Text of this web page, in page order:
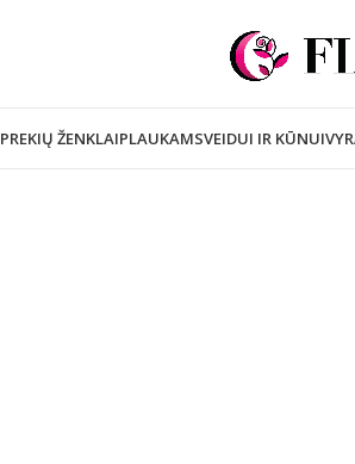
PREKIŲ ŽENKLAIPLAUKAMSVEIDUI IR KŪNUI